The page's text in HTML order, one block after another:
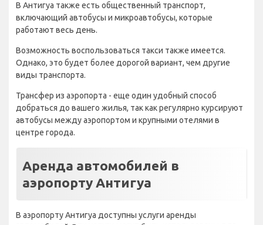
В Антигуа также есть общественный транспорт,
включающий автобусы и микроавтобусы, которые
работают весь день.
Возможность воспользоваться такси также имеется.
Однако, это будет более дорогой вариант, чем другие
виды транспорта.
Трансфер из аэропорта - еще один удобный способ
добраться до вашего жилья, так как регулярно курсируют
автобусы между аэропортом и крупными отелями в
центре города.
Аренда автомобилей в
аэропорту Антигуа
В аэропорту Антигуа доступны услуги аренды